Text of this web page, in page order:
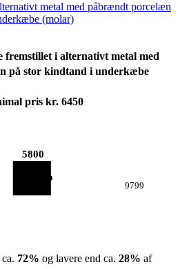
metal med påbrændt porcelæn
(molar)
fremstillet i alternativt metal med
på stor kindtand i underkæbe
pris kr. 6450
5800
9799
72% og lavere end ca. 28% af